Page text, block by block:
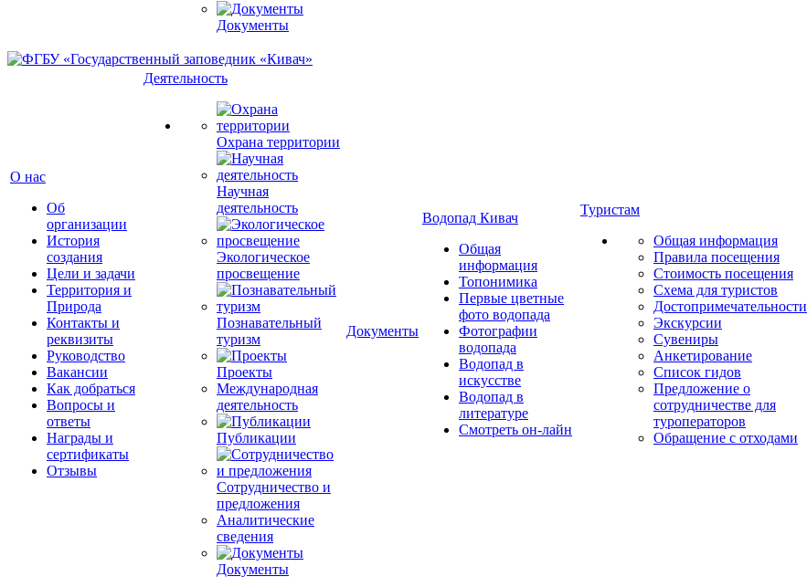
Документы
О нас
Об
организации
История
создания
Цели и задачи
Территория и
Природа
Контакты и
реквизиты
Руководство
Вакансии
Как добраться
Вопросы и
ответы
Награды и
сертификаты
Отзывы
Деятельность
Охрана территории
Научная
деятельность
Экологическое
просвещение
Познавательный
туризм
Проекты
Международная
деятельность
Публикации
Сотрудничество и
предложения
Аналитические
сведения
Документы
Документы
Водопад Кивач
Общая
информация
Топонимика
Первые цветные
фото водопада
Фотографии
водопада
Водопад в
искусстве
Водопад в
литературе
Смотреть он-лайн
Туристам
Общая информация
Правила посещения
Стоимость посещения
Схема для туристов
Достопримечательности
Экскурсии
Сувениры
Анкетирование
Список гидов
Предложение о
сотрудничестве для
туроператоров
Обращение с отходами